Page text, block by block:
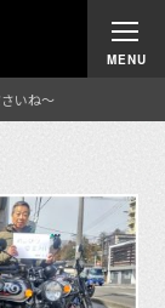
いね〜